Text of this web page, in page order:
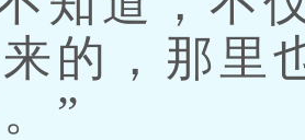
的，那里
”